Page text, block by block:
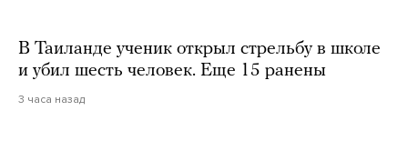
В Таиланде ученик открыл стрельбу в школе
и убил шесть человек. Еще 15 ранены
3 часа назад